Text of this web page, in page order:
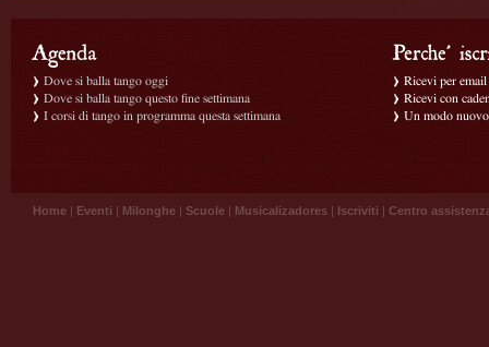
Dove si balla tango oggi
Dove si balla tango questo fine settimana
I corsi di tango in programma questa settimana
Ricevi per
Ricevi con
Un modo
Home | Eventi | Milonghe | Scuole | Musicalizadores | Iscriviti | Centro